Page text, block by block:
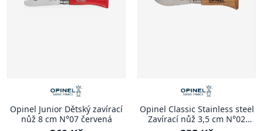
Opinel Junior Dětský zavírací
nůž 8 cm N°07 červená
Opinel Classic Stainless steel
Zavírací nůž 3,5 cm N°02
CLASSIC STAINLESS STEEL